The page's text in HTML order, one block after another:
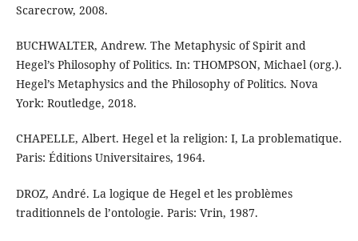
Scarecrow, 2008.
BUCHWALTER, Andrew. The Metaphysic of Spirit and
Hegel’s Philosophy of Politics. In: THOMPSON, Michael (org.).
Hegel’s Metaphysics and the Philosophy of Politics. Nova
York: Routledge, 2018.
CHAPELLE, Albert. Hegel et la religion: I, La problematique.
Paris: Éditions Universitaires, 1964.
DROZ, André. La logique de Hegel et les problèmes
traditionnels de l’ontologie. Paris: Vrin, 1987.